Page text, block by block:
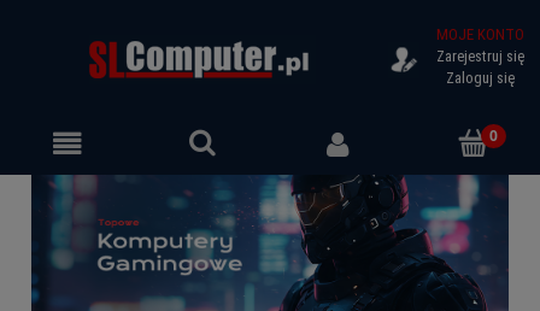
MOJE KONTO
Zarejestruj się
Zaloguj się